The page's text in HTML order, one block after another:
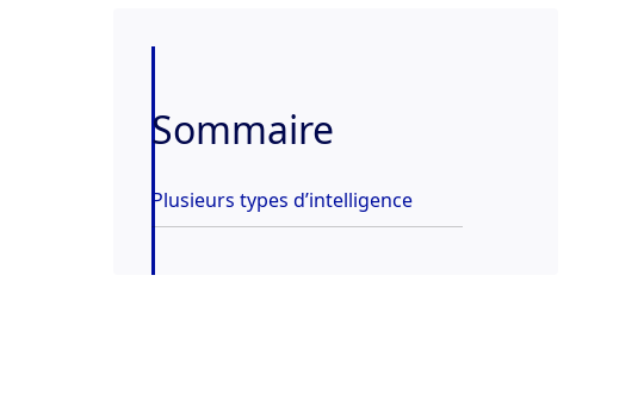
Sommaire
Plusieurs types d’intelligence